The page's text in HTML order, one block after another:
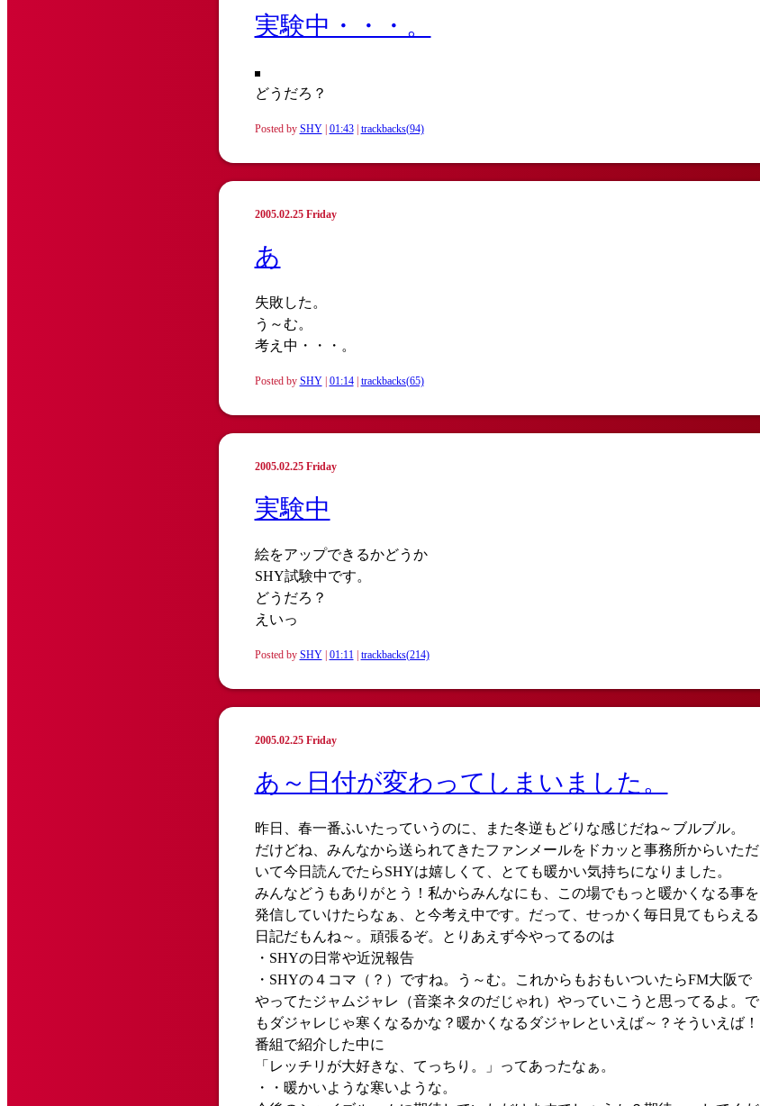
実験中・・・。
どうだろ？
Posted by SHY| 01:43| trackbacks(94)
2005.02.25 Friday
あ
失敗した。
う～む。
考え中・・・。
Posted by SHY| 01:14| trackbacks(65)
2005.02.25 Friday
実験中
絵をアップできるかどうか
SHY試験中です。
どうだろ？
えいっ
Posted by SHY| 01:11 | trackbacks(214)
2005.02.25 Friday
あ～日付が変わってしまいました。
昨日、春一番ふいたっていうのに、また冬逆もどりな感じだね～ブルブル。
だけどね、みんなから送られてきたファンメールをドカッと事務所からいただ
いて今日読んでたらSHYは嬉しくて、とても暖かい気持ちになりました。
みんなどうもありがとう！私からみんなにも、この場でもっと暖かくなる事を
発信していけたらなぁ、と今考え中です。だって、せっかく毎日見てもらえる
日記だもんね～。頑張るぞ。とりあえず今やってるのは
・SHYの日常や近況報告
・SHYの４コマ（？）ですね。う～む。これからもおもいついたらFM大阪で
やってたジャムジャレ（音楽ネタのだじゃれ）やっていこうと思ってるよ。で
もダジャレじゃ寒くなるかな？暖かくなるダジャレといえば～？そういえば！
番組で紹介した中に
「レッチリが大好きな、てっちり。」ってあったなぁ。
・・暖かいような寒いような。